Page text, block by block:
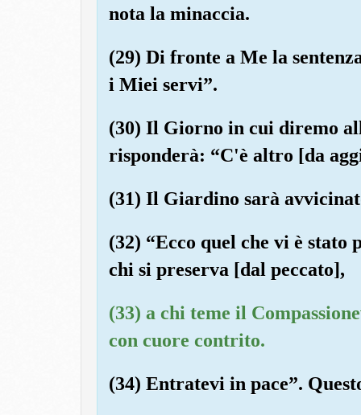
nota la minaccia.
(29) Di fronte a Me la
i Miei servi”.
(30) Il Giorno in cui diremo
risponderà: “C'è altro [da
(31) Il Giardino sarà
(32) “Ecco quel che vi è stato
chi si preserva [dal peccato],
(33) a chi teme il
con cuore contrito.
(34) Entratevi in pace”.